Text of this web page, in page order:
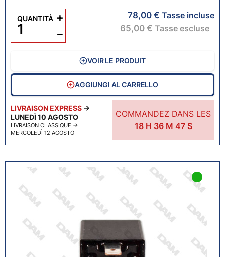
LIVRAISON EXPRESS →
LUNEDÌ 10 AGOSTO
LIVRAISON CLASSIQUE →
MERCOLEDÌ 12 AGOSTO
COMMANDEZ DANS LES
18H 36M 46 S
78,00 € Tasse incluse
65,00 € Tasse escluse
QUANTITÀ
−
+
VOIR LE PRODUIT
AGGIUNGI AL CARRELLO